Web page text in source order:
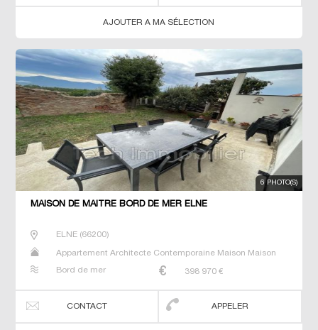
AJOUTER A MA SÉLECTION
6 PHOTO(S)
MAISON DE MAÎTRE BORD DE MER ELNE
ELNE(66200)
Appartement Architecte Contemporaine Maison Maison
Bord de mer
398 970 €
CONTACT APPELER